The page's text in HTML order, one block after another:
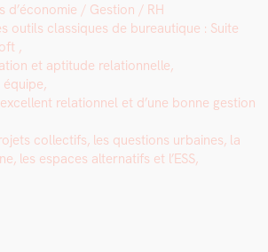
d’économie / Ges­tion / RH
out­ils clas­siques de bureau­tique : Suite
,
et apti­tude rela­tion­nelle,
équipe,
rela­tion­nel et d’une bonne ges­tion
col­lec­tifs, les ques­tions urbaines, la
les espaces alter­nat­ifs et l’ESS,